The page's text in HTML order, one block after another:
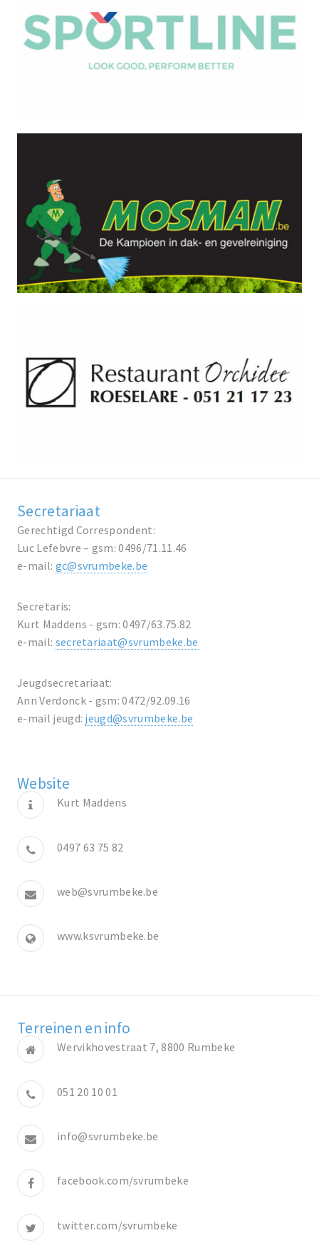
Secretariaat
Gerechtigd Correspondent:
Luc Lefebvre – gsm: 0496/71.11.46
e-mail: gc@svrumbeke.be
Secretaris:
Kurt Maddens - gsm: 0497/63.75.82
e-mail: secretariaat@svrumbeke.be
Jeugdsecretariaat:
Ann Verdonck - gsm: 0472/92.09.16
e-mail jeugd: jeugd@svrumbeke.be
Website
Kurt Maddens
0497 63 75 82
web@svrumbeke.be
www.ksvrumbeke.be
Terreinen en info
Wervikhovestraat 7, 8800 Rumbeke
051 20 10 01
info@svrumbeke.be
facebook.com/svrumbeke
twitter.com/svrumbeke